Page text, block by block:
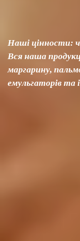
Наші цінности:
Вся наша
маргарину,
емульгаторів та